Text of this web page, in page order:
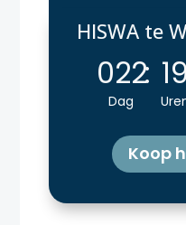
HISWA te
022
Dag
: 19
Koop